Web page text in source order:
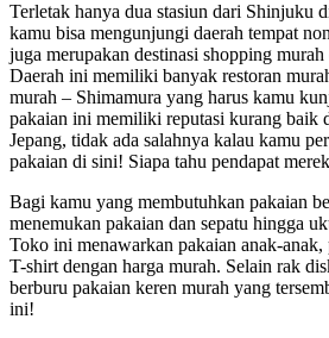
Terletak hanya dua stasiun dari Shinjuku
kamu bisa mengunjungi daerah tempat
juga merupakan destinasi shopping
Daerah ini memiliki banyak restoran
murah – Shimamura yang harus kamu
pakaian ini memiliki reputasi kurang baik
Jepang, tidak ada salahnya kalau kamu
pakaian di sini! Siapa tahu pendapat
Bagi kamu yang membutuhkan pakaian
menemukan pakaian dan sepatu hingga
Toko ini menawarkan pakaian anak-
T-shirt dengan harga murah. Selain rak
berburu pakaian keren murah yang
ini!